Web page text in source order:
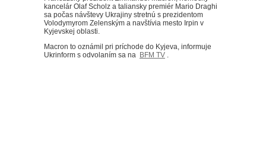
kancelár Olaf Scholz a taliansky premiér Mario Draghi
sa počas návštevy Ukrajiny stretnú s prezidentom
Volodymyrom Zelenským a navštívia mesto Irpin v
Kyjevskej oblasti.
Macron to oznámil pri príchode do Kyjeva, informuje
Ukrinform s odvolaním sa na BFM TV